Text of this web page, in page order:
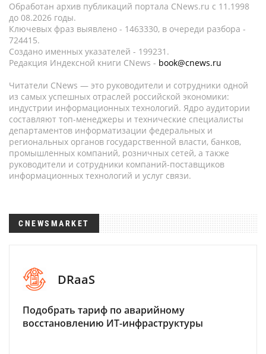
Обработан архив публикаций портала CNews.ru c 11.1998
до 08.2026 годы.
Ключевых фраз выявлено - 1463330, в очереди разбора -
724415.
Создано именных указателей - 199231.
Редакция Индексной книги CNews - book@cnews.ru
Читатели CNews — это руководители и сотрудники одной
из самых успешных отраслей российской экономики:
индустрии информационных технологий. Ядро аудитории
составляют топ-менеджеры и технические специалисты
департаментов информатизации федеральных и
региональных органов государственной власти, банков,
промышленных компаний, розничных сетей, а также
руководители и сотрудники компаний-поставщиков
информационных технологий и услуг связи.
CNEWSMARKET
DRaaS
Подобрать тариф по аварийному
восстановлению ИТ-инфраструктуры